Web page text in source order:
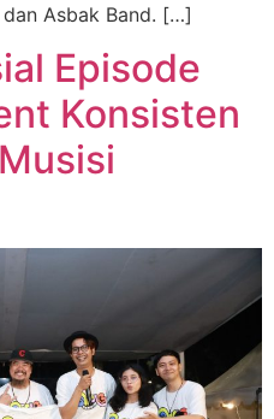
Asbak Band. […]
Episode
Konsisten